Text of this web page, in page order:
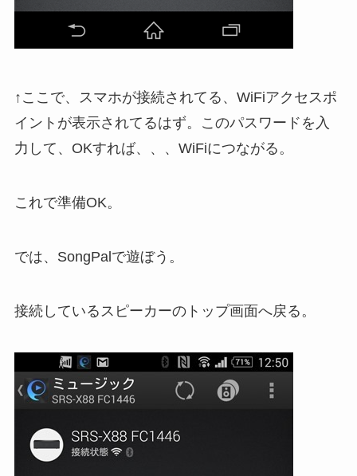
↑ここで、スマホが接続されてる、WiFiアクセスポ
イントが表示されてるはず。このパスワードを入
力して、OKすれば、、、WiFiにつながる。
これで準備OK。
では、SongPalで遊ぼう。
接続しているスピーカーのトップ画面へ戻る。